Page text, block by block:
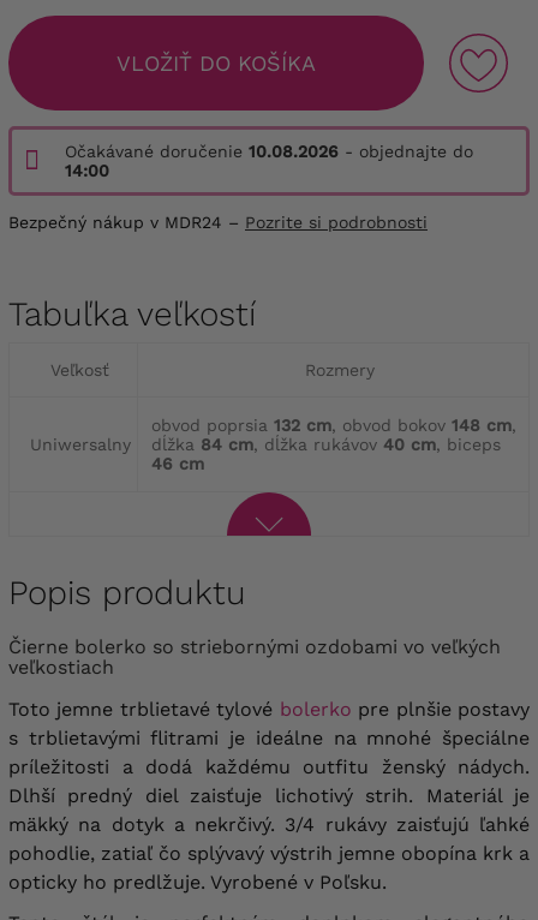
VLOŽIŤ DO KOŠÍKA
Očakávané doručenie 10.08.2026 - objednajte do
14:00
Bezpečný nákup v MDR24 – Pozrite si podrobnosti
Tabuľka veľkostí
Veľkosť Rozmery
Uniwersalny
obvod poprsia 132 cm, obvod bokov 148 cm,
dĺžka 84 cm, dĺžka rukávov 40 cm, biceps
46 cm
Popis produktu
Čierne bolerko so striebornými ozdobami vo veľkých
veľkostiach
Toto jemne trblietavé tylové bolerko pre plnšie postavy
s trblietavými flitrami je ideálne na mnohé špeciálne
príležitosti a dodá
každému outfitu ženský nádych.
Dlhší predný diel zaisťuje lichotivý strih. Materiál je
mäkký na dotyk a nekrčivý. 3/4 rukávy zaisťujú ľahké
pohodlie, zatiaľ čo splývavý výstrih jemne obopína krk a
opticky ho predlžuje. Vyrobené v Poľsku.